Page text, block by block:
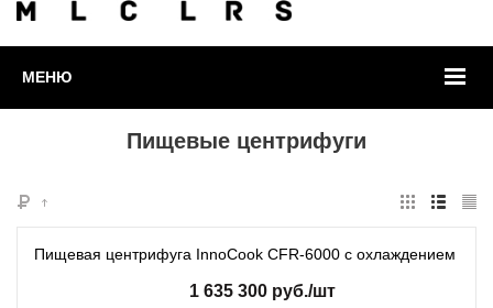
МЕНЮ
Пищевые центрифуги
Пищевая центрифуга InnoCook CFR-6000 с охлаждением
1 635 300 руб./шт